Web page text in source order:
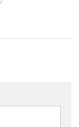
Охтирка)